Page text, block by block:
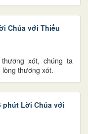
Chúa với Thiếu
xót, chúng ta
thương xót.
phút Lời Chúa với